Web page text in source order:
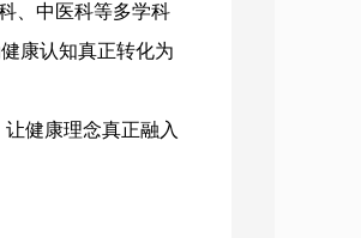
、中医科等多学科
康认知真正转化为
健康理念真正融入